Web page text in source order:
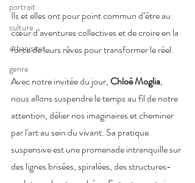
portrait
culture
urbanisme
genre
Ils et elles ont pour point commun d’être au
cœur d’aventures collectives et de croire en la
force de leurs rêves pour transformer le réel.
Avec notre invitée du jour, Chloé Moglia,
nous allons suspendre le temps au fil de notre
attention, délier nos imaginaires et cheminer
par l'art au sein du vivant. Sa pratique
suspensive est une promenade intranquille sur
des lignes brisées, spiralées, des structures-